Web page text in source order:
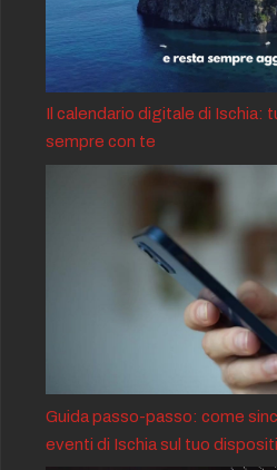
Il calendario digitale di Ischia:
sempre con te
Guida passo-passo: come
eventi di Ischia sul tuo